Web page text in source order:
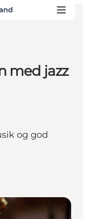
med jazz
og god